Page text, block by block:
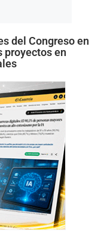
del Congreso en
proyectos en